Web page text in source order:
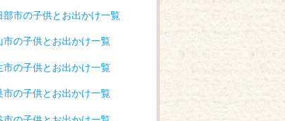
部市の子供とお出かけ一覧
市の子供とお出かけ一覧
市の子供とお出かけ一覧
市の子供とお出かけ一覧